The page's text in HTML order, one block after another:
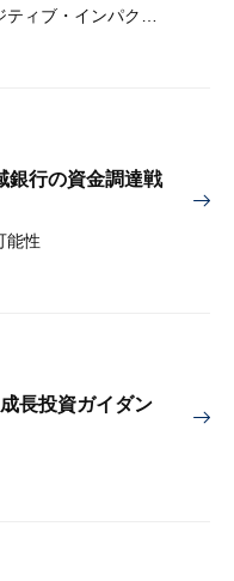
株式相場の上昇の影響で、開示のポジティブ・インパクトは低下
銀行の資金調達戦
能性
長投資ガイダン